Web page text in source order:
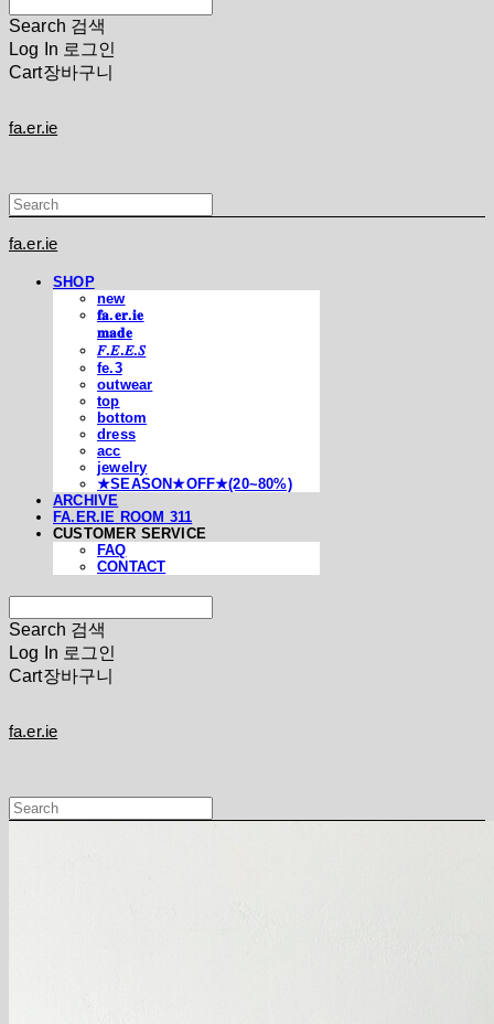
Search 검색
Log In 로그인
Cart장바구니
fa.er.ie
fa.er.ie
SHOP
new
𝐟𝐚.𝐞𝐫.𝐢𝐞
𝐦𝐚𝐝𝐞
𝐹.𝐸.𝐸.𝑆
fe.3
outwear
top
bottom
dress
acc
jewelry
★SEASON★OFF★(20~80%)
ARCHIVE
FA.ER.IE ROOM 311
CUSTOMER SERVICE
FAQ
CONTACT
Search 검색
Log In 로그인
Cart장바구니
fa.er.ie